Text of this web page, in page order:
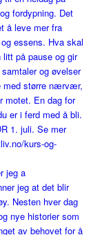
jeg a